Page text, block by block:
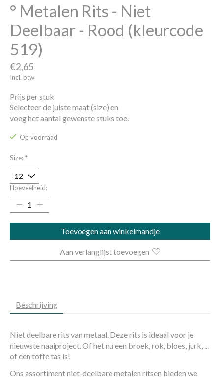
° Metalen Rits - Niet
Deelbaar - Rood (kleurcode
519)
€2,65
Incl. btw
Prijs per stuk
Selecteer de juiste maat (size) en
voeg het aantal gewenste stuks toe.
Op voorraad
Size: *
Hoeveelheid:
Toevoegen aan winkelmandje
Aan verlanglijst toevoegen
Beschrijving
Niet deelbare rits van metaal. Deze rits is ideaal voor je
nieuwste naaiproject. Of het nu een broek, rok, bloes, jurk, ...
of een toffe tas is!
Ons assortiment niet-deelbare metalen ritsen bieden we